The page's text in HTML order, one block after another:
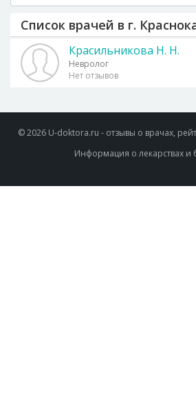
Список врачей в г.
Красильникова Н. Н.
Невролог
Нет отзывов
© 2026 U-doktora.ru - отзывы о врачах,
Информация о лекарствах и